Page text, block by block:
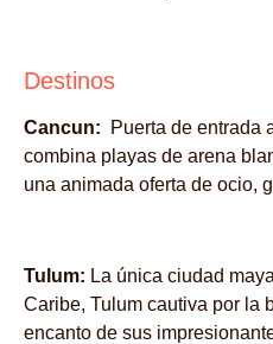
Destinos
Cancun: Puerta de entrada
combina playas de arena
una animada oferta de ocio,
Tulum: La única ciudad
Caribe, Tulum cautiva por la
encanto de sus